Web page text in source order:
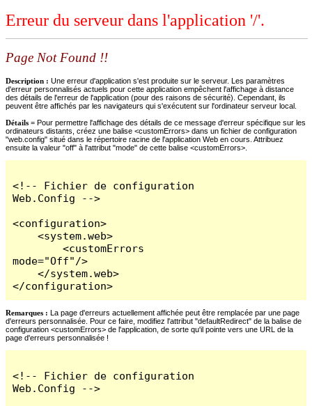
Erreur du serveur dans l'application '/'.
Page Not Found !!
Description : Une erreur d'application s'est produite sur le serveur. Les paramètres
d'erreur personnalisés actuels pour cette application empêchent l'affichage à distance
des détails de l'erreur de l'application (pour des raisons de sécurité). Cependant, ils
peuvent être affichés par les navigateurs qui s'exécutent sur l'ordinateur serveur local.
Détails = Pour permettre l'affichage des détails de ce message d'erreur spécifique sur les
ordinateurs distants, créez une balise <customErrors> dans un fichier de configuration
"web.config" situé dans le répertoire racine de l'application Web en cours. Attribuez
ensuite la valeur "off" à l'attribut "mode" de cette balise <customErrors>.
<!-- Fichier de configuration
Web.Config -->
<configuration>
    <system.web>
        <customErrors
mode="Off"/>
    </system.web>
</configuration>
Remarques : La page d'erreurs actuellement affichée peut être remplacée par une page
d'erreurs personnalisée. Pour ce faire, modifiez l'attribut "defaultRedirect" de la balise de
configuration <customErrors> de l'application, de sorte qu'il pointe vers une URL de la
page d'erreurs personnalisée !
<!-- Fichier de configuration
Web.Config -->